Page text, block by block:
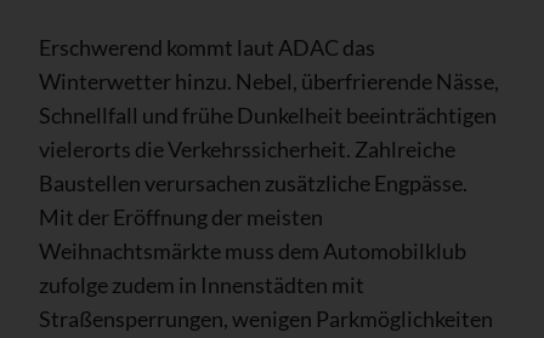
Erschwerend kommt laut ADAC das
Winterwetter hinzu. Nebel, überfrierende Nässe,
Schnellfall und frühe Dunkelheit beeinträchtigen
vielerorts die Verkehrssicherheit. Zahlreiche
Baustellen verursachen zusätzliche Engpässe.
Mit der Eröffnung der meisten
Weihnachtsmärkte muss dem Automobilklub
zufolge zudem in Innenstädten mit
Straßensperrungen, wenigen Parkmöglichkeiten